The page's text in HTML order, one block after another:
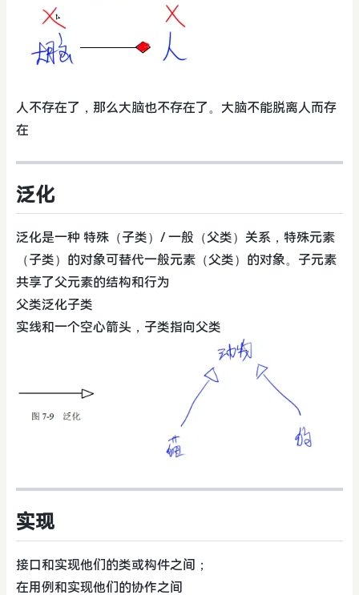
人不存在了，那么大脑也不存在了。大脑不能脱离人而存
在
泛化
泛化是一种 特殊（子类）/ 一般（父类）关系，特殊元素
（子类）的对象可替代一般元素（父类）的对象。子元素
共享了父元素的结构和行为
父类泛化子类
实线和一个空心箭头，子类指向父类
实现
接口和实现他们的类或构件之间；
在用例和实现他们的协作之间